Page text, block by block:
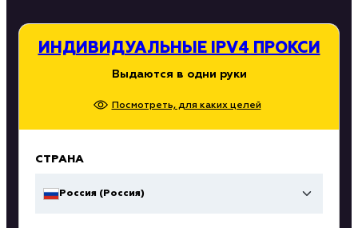
ИНДИВИДУАЛЬНЫЕ IPV4 ПРОКСИ
Выдаются в одни руки
Посмотреть, для каких целей
СТРАНА
Россия (Россия)